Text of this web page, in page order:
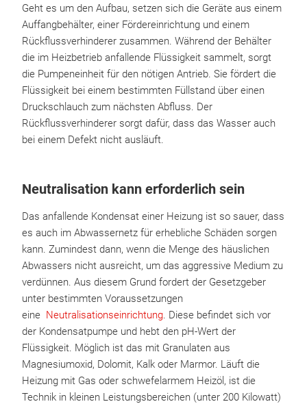
Geht es um den Aufbau, setzen sich die Geräte aus einem
Auffangbehälter, einer Fördereinrichtung und einem
Rückflussverhinderer zusammen. Während der Behälter
die im Heizbetrieb anfallende Flüssigkeit sammelt, sorgt
die Pumpeneinheit für den nötigen Antrieb. Sie fördert die
Flüssigkeit bei einem bestimmten Füllstand über einen
Druckschlauch zum nächsten Abfluss. Der
Rückflussverhinderer sorgt dafür, dass das Wasser auch
bei einem Defekt nicht ausläuft.
Neutralisation kann erforderlich sein
Das anfallende Kondensat einer Heizung ist so sauer, dass
es auch im Abwassernetz für erhebliche Schäden sorgen
kann. Zumindest dann, wenn die Menge des häuslichen
Abwassers nicht ausreicht, um das aggressive Medium zu
verdünnen. Aus diesem Grund fordert der Gesetzgeber
unter bestimmten Voraussetzungen
eine Neutralisationseinrichtung. Diese befindet sich vor
der Kondensatpumpe und hebt den pH-Wert der
Flüssigkeit. Möglich ist das mit Granulaten aus
Magnesiumoxid, Dolomit, Kalk oder Marmor. Läuft die
Heizung mit Gas oder schwefelarmem Heizöl, ist die
Technik in kleinen Leistungsbereichen (unter 200 Kilowatt)